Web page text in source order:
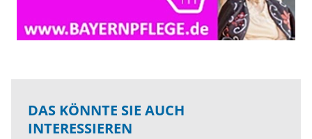
DAS KÖNNTE SIE AUCH
INTERESSIEREN